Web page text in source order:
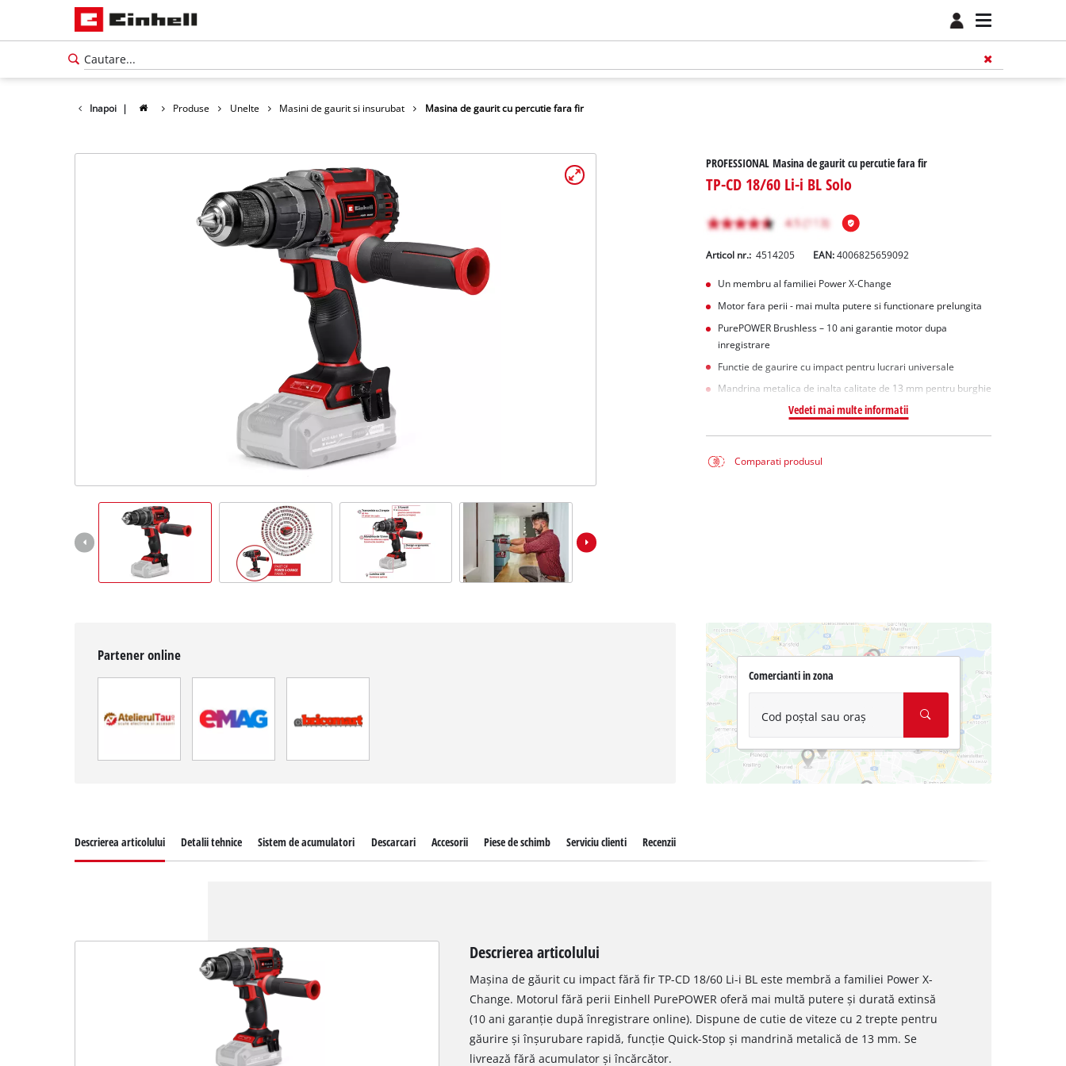
Inapoi | Produse Unelte Masini de gaurit si insurubat Masina de gaurit cu percutie fara fir
PROFESSIONAL Masina de gaurit cu percutie fara fir
TP-CD 18/60 Li-i BL Solo
Articol nr.: 4514205 EAN:4006825659092
Un membru al familiei Power X-Change
Motor fara perii - mai multa putere si functionare prelungita
PurePOWER Brushless – 10 ani garantie motor dupa
inregistrare
Functie de gaurire cu impact pentru lucrari universale
Mandrina metalica de inalta calitate de 13 mm pentru burghie
Vedeti mai multe informatii
Comparati produsul
Partener online
Comercianti in zona
Cod poștal sau oraș
Descrierea articolului Detalii tehnice Sistem de acumulatori Descarcari Accesorii Piese de schimb Serviciu clienti Recenzii
Descrierea articolului
Mașina de găurit cu impact fără fir TP-CD 18/60 Li-i BL este membră a familiei Power X-
Change. Motorul fără perii Einhell PurePOWER oferă mai multă putere și durată extinsă
(10 ani garanție după înregistrare online). Dispune de cutie de viteze cu 2 trepte pentru
găurire și înșurubare rapidă, funcție Quick-Stop și mandrină metalică de 13 mm. Se
livrează fără acumulator și încărcător.